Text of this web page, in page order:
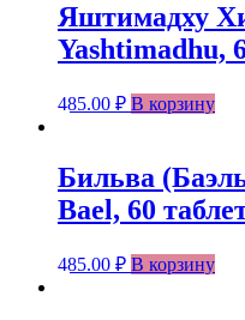
Яштимадху
Yashtimadhu,
485.00 ₽ В корзину
Бильва
Bael, 60
485.00 ₽ В корзину